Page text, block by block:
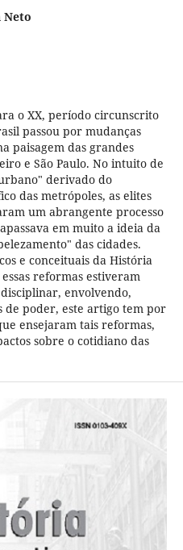
o XX, período circunscrito
passou por mudanças
paisagem das grandes
e São Paulo. No intuito de
derivado do
das metrópoles, as elites
um abrangente processo
em muito a ideia da
das cidades.
e conceituais da História
reformas estiveram
envolvendo,
de poder, este artigo tem por
ensejaram tais reformas,
sobre o cotidiano das